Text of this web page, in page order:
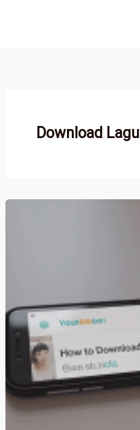
Download Lagu